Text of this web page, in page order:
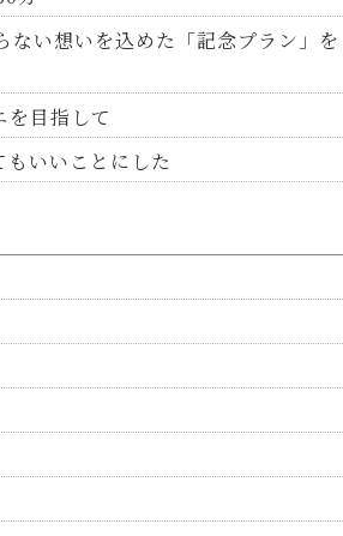
ない想いを込めた「記念プラン」を
を目指して
いいことにした